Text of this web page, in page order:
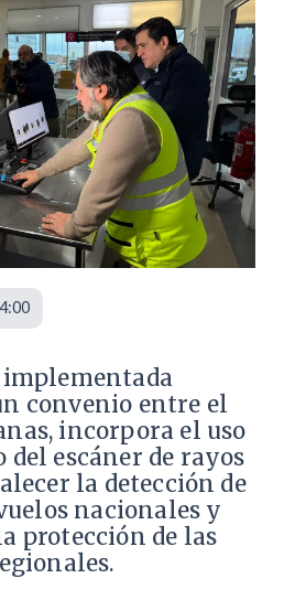
implementada
convenio entre el
incorpora el uso
del escáner de rayos
la detección de
nacionales y
protección de las